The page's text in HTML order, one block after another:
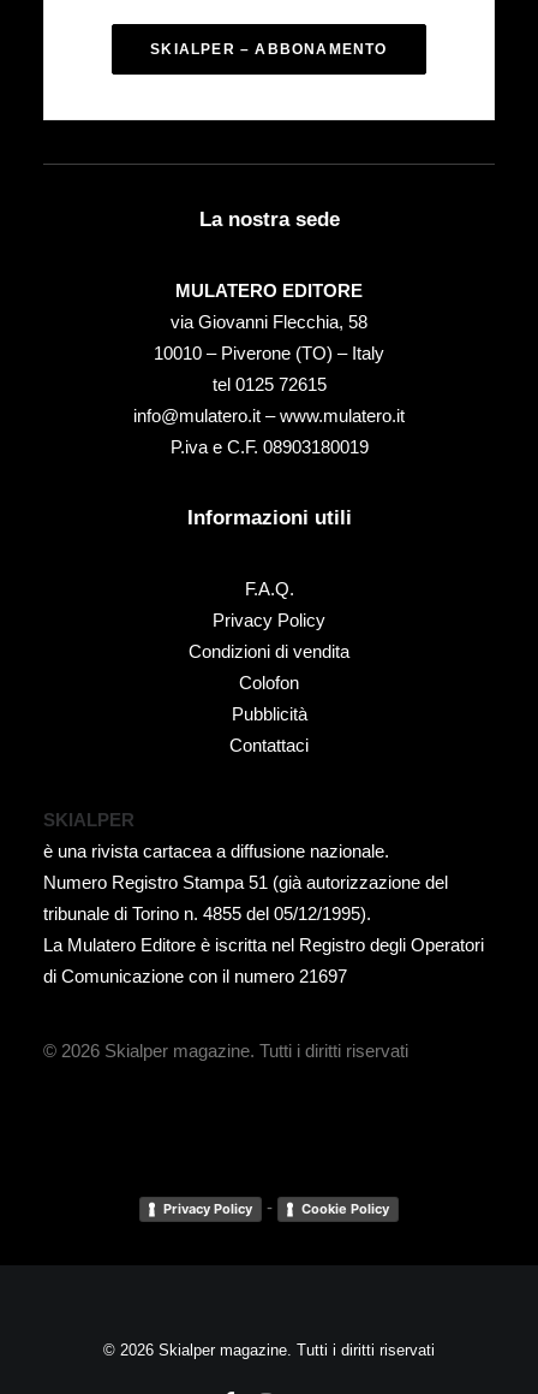
SKIALPER – ABBONAMENTO
La nostra sede
MULATERO EDITORE
via Giovanni Flecchia, 58
10010 – Piverone (TO) – Italy
tel ‭0125 72615‬
info@mulatero.it –www.mulatero.it
P.iva e C.F. 08903180019
Informazioni utili
F.A.Q.
Privacy Policy
Condizioni di vendita
Colofon
Pubblicità
Contattaci
SKIALPER
è una rivista cartacea a diffusione nazionale.
Numero Registro Stampa 51 (già autorizzazione del
tribunale di Torino n. 4855 del 05/12/1995).
La Mulatero Editore è iscritta nel Registro degli Operatori
di Comunicazione con il numero 21697
© 2026 Skialper magazine. Tutti i diritti riservati
Privacy Policy - Cookie Policy
© 2026 Skialper magazine. Tutti i diritti riservati